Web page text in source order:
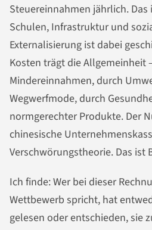
Steuereinnahmen jährlich. Das
Schulen, Infrastruktur und
Externalisierung ist dabei
Kosten trägt die Allgemeinheit
Mindereinnahmen, durch
Wegwerfmode, durch
normgerechter Produkte. Der
chinesische
Verschwörungstheorie. Das ist
Ich finde: Wer bei dieser
Wettbewerb spricht, hat
gelesen oder entschieden, sie